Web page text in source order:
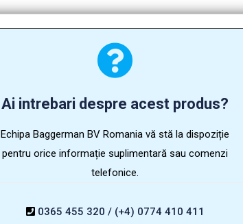
Ai intrebari despre acest produs?
Echipa Baggerman BV Romania vă stă la dispoziție
pentru orice informație suplimentară sau comenzi
telefonice.
0365 455 320 / (+4) 0774 410 411